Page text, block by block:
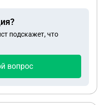
после того как
начала меня
вейп, она
рукава, я пошла к
с ней, преподша
писать
подскажет, что
вопрос